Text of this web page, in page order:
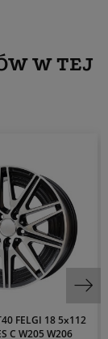
W TEJ
FELGI 18 5x112
C W205 W206